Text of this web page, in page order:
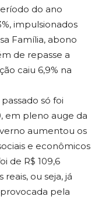
do ano
impulsionados
Família, abono
de repasse a
caiu 6,9% na
só foi
em pleno auge da
aumentou os
e econômicos
de R$ 109,6
ou seja, já
pela